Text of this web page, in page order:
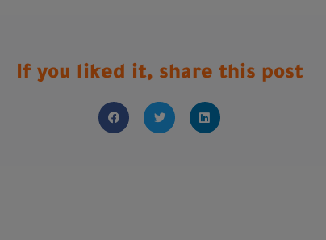
If you liked it, share this post